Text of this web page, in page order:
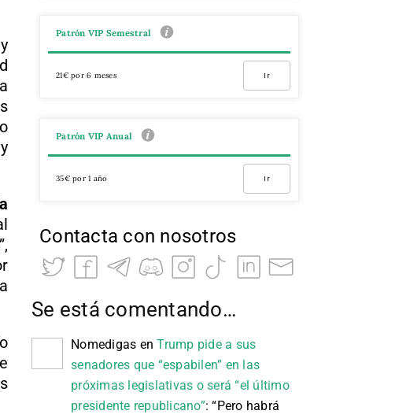
Patrón VIP Semestral
21€ por 6 meses Ir
Patrón VIP Anual
35€ por 1 año Ir
Contacta con nosotros
Se está comentando…
Nomedigas enTrump pide a sus
senadores que “espabilen” en las
próximas legislativas o será “el último
presidente republicano”: “Pero habrá